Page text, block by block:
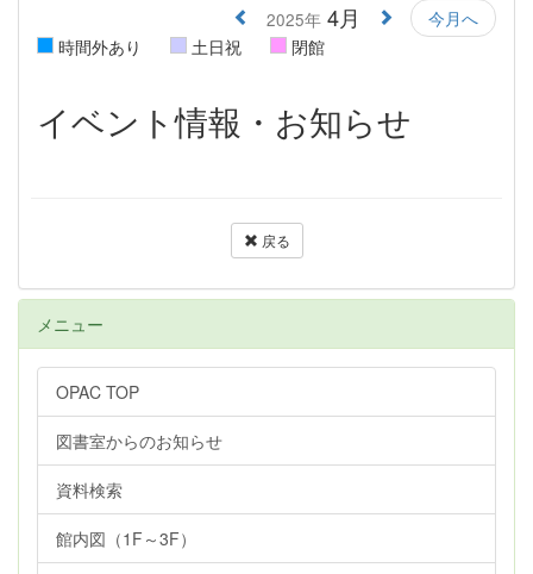
2025年 4月
今月へ
時間外あり
土日祝 閉館
イベント情報・お知らせ
戻る
メニュー
OPAC TOP
図書室からのお知らせ
資料検索
館内図（1F～3F）